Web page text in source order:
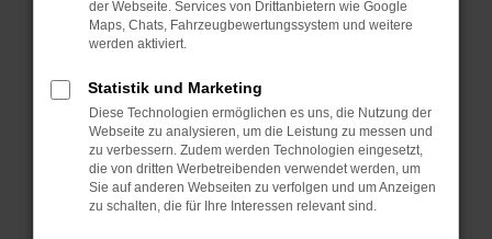
Das kann manchmal helfen, vorübergehende
Probleme zu beheben.
Betriebssystem auf dem neuesten Stand
sind.
Veraltete Software birgt nicht nur ein
Sicherheitsrisiko, sondern kann auch dazu
führen, dass bestimmte Funktionen nicht mehr
unterstützt werden.
der Webseite. Services von Drittanbietern wie Google
Maps, Chats, Fahrzeugbewertungssystem und weitere
werden aktiviert.
Statistik und Marketing
Diese Technologien ermöglichen es uns, die Nutzung der
Webseite zu analysieren, um die Leistung zu messen und
zu verbessern. Zudem werden Technologien eingesetzt,
die von dritten Werbetreibenden verwendet werden, um
Sie auf anderen Webseiten zu verfolgen und um Anzeigen
zu schalten, die für Ihre Interessen relevant sind.